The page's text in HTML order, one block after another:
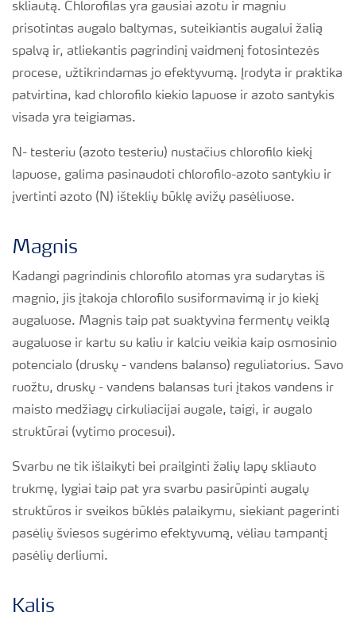
skliautą. Chlorofilas yra gausiai azotu ir magniu
prisotintas augalo baltymas, suteikiantis augalui žalią
spalvą ir, atliekantis pagrindinį vaidmenį fotosintezės
procese, užtikrindamas jo efektyvumą. Įrodyta ir praktika
patvirtina, kad chlorofilo kiekio lapuose ir azoto santykis
visada yra teigiamas.
N- testeriu (azoto testeriu) nustačius chlorofilo kiekį
lapuose, galima pasinaudoti chlorofilo-azoto santykiu ir
įvertinti azoto (N) išteklių būklę avižų pasėliuose.
Magnis
Kadangi pagrindinis chlorofilo atomas yra sudarytas iš
magnio, jis įtakoja chlorofilo susiformavimą ir jo kiekį
augaluose. Magnis taip pat suaktyvina fermentų veiklą
augaluose ir kartu su kaliu ir kalciu veikia kaip osmosinio
potencialo (druskų - vandens balanso) reguliatorius. Savo
ruožtu, druskų - vandens balansas turi įtakos vandens ir
maisto medžiagų cirkuliacijai augale, taigi, ir augalo
struktūrai (vytimo procesui).
Svarbu ne tik išlaikyti bei prailginti žalių lapų skliauto
trukmę, lygiai taip pat yra svarbu pasirūpinti augalų
struktūros ir sveikos būklės palaikymu, siekiant pagerinti
pasėlių šviesos sugėrimo efektyvumą, vėliau tampantį
pasėlių derliumi.
Kalis